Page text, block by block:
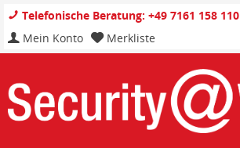
Telefonische Beratung: +49 7161 158 110
Mein Konto Merkliste